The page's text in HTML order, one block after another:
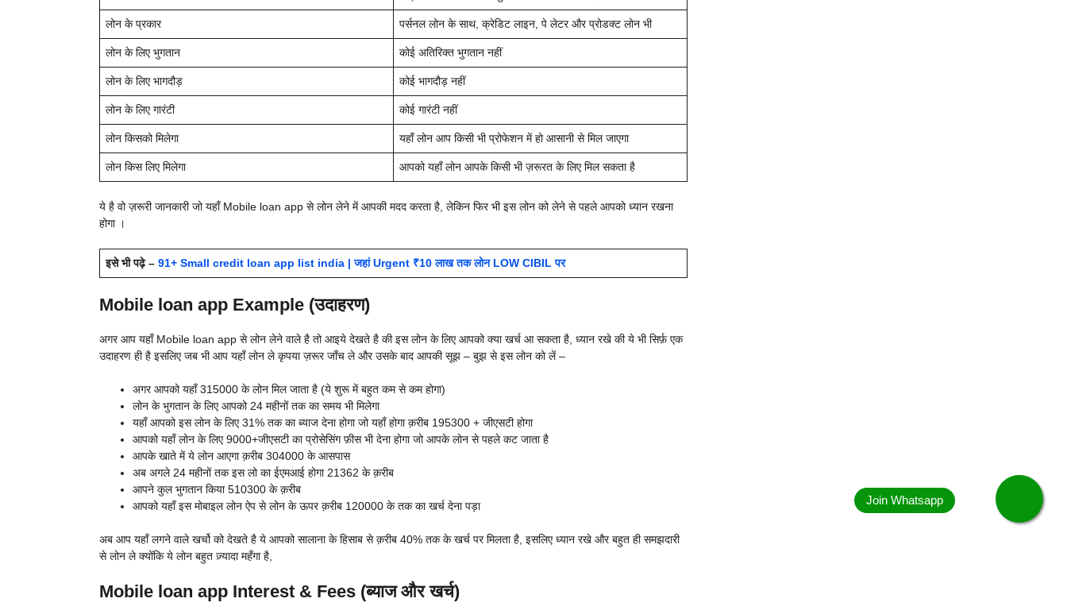
लोन के प्रकार पर्सनल लोन के साथ, क्रेडिट लाइन, पे लेटर और प्रोडक्ट लोन भी
लोन के लिए भुगतान कोई अतिरिक्त भुगतान नहीं
लोन के लिए भागदौड़ कोई भागदौड़ नहीं
लोन के लिए गारंटी कोई गारंटी नहीं
लोन किसको मिलेगा यहाँ लोन आप किसी भी प्रोफेशन में हो आसानी से मिल जाएगा
लोन किस लिए मिलेगा आपको यहाँ लोन आपके किसी भी ज़रूरत के लिए मिल सकता है
ये है वो ज़रूरी जानकारी जो यहाँ Mobile loan app से लोन लेने में आपकी मदद करता है, लेकिन फिर भी इस लोन को लेने से पहले आपको ध्यान रखना
होगा ।
इसे भी पढ़े – 91+ Small credit loan app list india | जहां Urgent ₹10 लाख तक लोन LOW CIBIL पर
Mobile loan app Example (उदाहरण)
अगर आप यहाँ Mobile loan app से लोन लेने वाले है तो आइये देखते है की इस लोन के लिए आपको क्या खर्च आ सकता है, ध्यान रखे की ये भी सिर्फ़ एक
उदाहरण ही है इसलिए जब भी आप यहाँ लोन ले कृपया ज़रूर जाँच ले और उसके बाद आपकी सूझ – बुझ से इस लोन को लें –
अगर आपको यहाँ 315000 के लोन मिल जाता है (ये शुरू में बहुत कम से कम होगा)
लोन के भुगतान के लिए आपको 24 महीनों तक का समय भी मिलेगा
यहाँ आपको इस लोन के लिए 31% तक का ब्याज देना होगा जो यहाँ होगा क़रीब 195300 + जीएसटी होगा
आपको यहाँ लोन के लिए 9000+जीएसटी का प्रोसेसिंग फ़ीस भी देना होगा जो आपके लोन से पहले कट जाता है
आपके खाते में ये लोन आएगा क़रीब 304000 के आसपास
अब अगले 24 महीनों तक इस लो का ईएमआई होगा 21362 के क़रीब
आपने कुल भुगतान किया 510300 के क़रीब
आपको यहाँ इस मोबाइल लोन ऐप से लोन के ऊपर क़रीब 120000 के तक का खर्च देना पड़ा
अब आप यहाँ लगने वाले खर्चो को देखते है ये आपको सालाना के हिसाब से क़रीब 40% तक के खर्च पर मिलता है, इसलिए ध्यान रखे और बहुत ही समझदारी
से लोन ले क्योंकि ये लोन बहुत ज़्यादा महँगा है,
Mobile loan app Interest & Fees (ब्याज और खर्च)